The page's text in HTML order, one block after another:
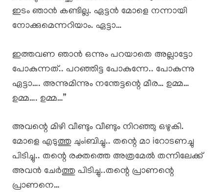
ഇടം ഞാൻ കണ്ടില്ല. ഏട്ടൻ മോളെ നന്നായി
നോക്കുമെന്നറിയാം. ഏട്ടാ…
ഇത്തവണ ഞാൻ ഒന്നും പറയാതെ അല്ലാട്ടോ
പോകുന്നത്.. പറഞ്ഞിട്ട പോകുന്നേ.. പോകുന്നു
ഏട്ടാ…. അന്നുമിന്നും നന്തേട്ടന്റെ മീര… ഉമ്മ…
ഉമ്മ…. ഉമ്മ…”
അവന്റെ മിഴി വീണ്ടും വീണ്ടും നിറഞ്ഞു ഒഴുകി.
മോളെ എടുത്തു ചുംiബിച്ചു.. തന്റെ മാ iറോടണച്ചു
പിടിച്ചു.. തന്റെ രക്തത്തെ അത്രമേൽ തന്നിലേക്ക്
അവൻ ചേർത്തു പിടിച്ചു..തന്റെ പ്രാണന്റെ
പ്രാണനെ…